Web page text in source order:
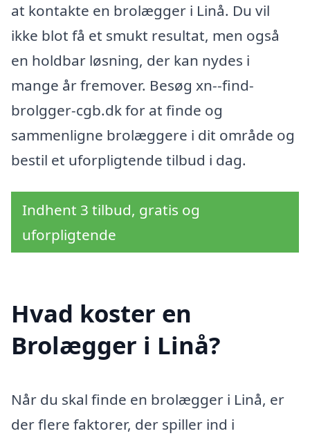
at kontakte en brolægger i Linå. Du vil
ikke blot få et smukt resultat, men også
en holdbar løsning, der kan nydes i
mange år fremover. Besøg xn--find-
brolgger-cgb.dk for at finde og
sammenligne brolæggere i dit område og
bestil et uforpligtende tilbud i dag.
Indhent 3 tilbud, gratis og
uforpligtende
Hvad koster en
Brolægger i Linå?
Når du skal finde en brolægger i Linå, er
der flere faktorer, der spiller ind i